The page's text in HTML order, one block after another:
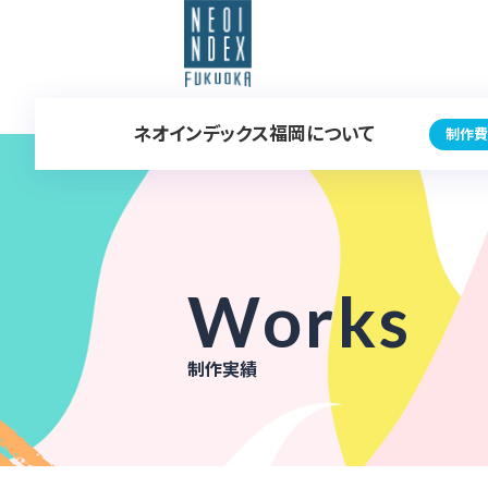
ネオインデックス福岡について 制作
Works
制作実績